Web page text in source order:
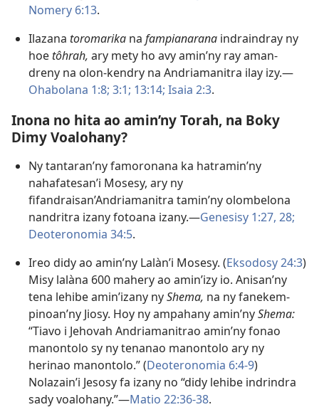
Nomery 6:13.
Ilazana toromarika na fampianarana indraindray ny
hoe tôhrah, ary mety ho avy amin’ny ray aman-
dreny na olon-kendry na Andriamanitra ilay izy.—
Ohabolana 1:8; 3:1; 13:14; Isaia 2:3.
Inona no hita ao amin’ny Torah, na Boky
Dimy Voalohany?
Ny tantaran’ny famoronana ka hatramin’ny
nahafatesan’i Mosesy, ary ny
fifandraisan’Andriamanitra tamin’ny olombelona
nandritra izany fotoana izany.—Genesisy 1:27, 28;
Deoteronomia 34:5.
Ireo didy ao amin’ny Lalàn’i Mosesy. (Eksodosy 24:3)
Misy lalàna 600 mahery ao amin’izy io. Anisan’ny
tena lehibe amin’izany nyShema, na ny fanekem-
pinoan’ny Jiosy. Hoy ny ampahany amin’nyShema:
“Tiavo i Jehovah Andriamanitrao amin’ny fonao
manontolo sy ny tenanao manontolo ary ny
herinao manontolo.” (Deoteronomia 6:4-9)
Nolazain’i Jesosy fa izany no “didy lehibe indrindra
sady voalohany.”—Matio 22:36-38.